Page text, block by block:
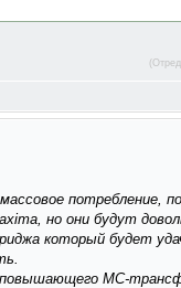
потребление,
но они будут
который будет
повышающего МС-